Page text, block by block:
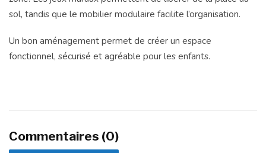
sol, tandis que le mobilier modulaire facilite l’organisation.
Un bon aménagement permet de créer un espace
fonctionnel, sécurisé et agréable pour les enfants.
Commentaires (0)